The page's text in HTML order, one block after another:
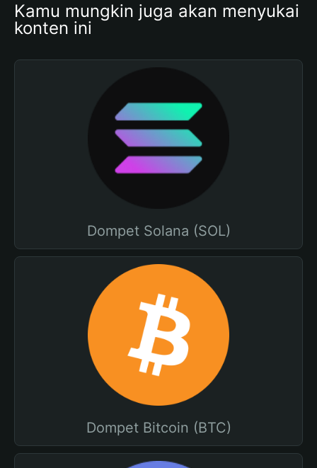
Kamu mungkin juga akan menyukai
konten ini
Dompet Solana (SOL)
Dompet Bitcoin (BTC)